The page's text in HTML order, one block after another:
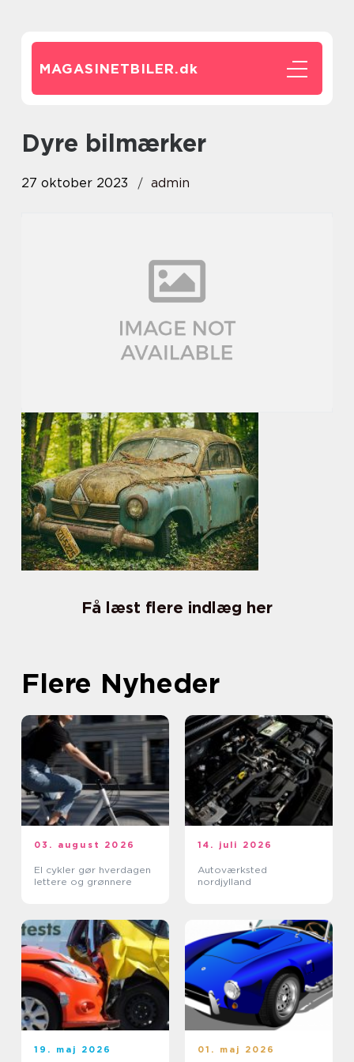
MAGASINETBILER.dk
dyre bilmærker
27 oktober 2023 admin
Få læst flere indlæg her
Flere Nyheder
03. august 2026
El cykler gør hverdagen
lettere og grønnere
14. juli 2026
Autoværksted
nordjylland
19. maj 2026 01. maj 2026